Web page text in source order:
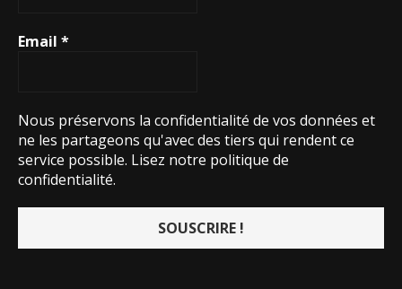
Email *
Nous préservons la confidentialité de vos données et
ne les partageons qu'avec des tiers qui rendent ce
service possible. Lisez notre politique de
confidentialité.